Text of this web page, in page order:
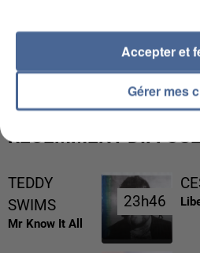
L’UN DES FONDATEURS
MAFIA INTERPELLÉ EN
RÉCEMMENT
TEDDY
SWIMS
Mr Know It All
23h46
23h46
Gérer mes
Accepter et